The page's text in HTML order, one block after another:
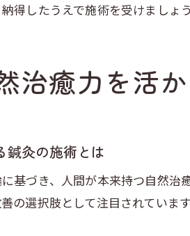
得したうえで施術を受けましょう
治癒力を活
鍼灸の施術とは
基づき、人間が本来持つ自然治
の選択肢として注目されてい